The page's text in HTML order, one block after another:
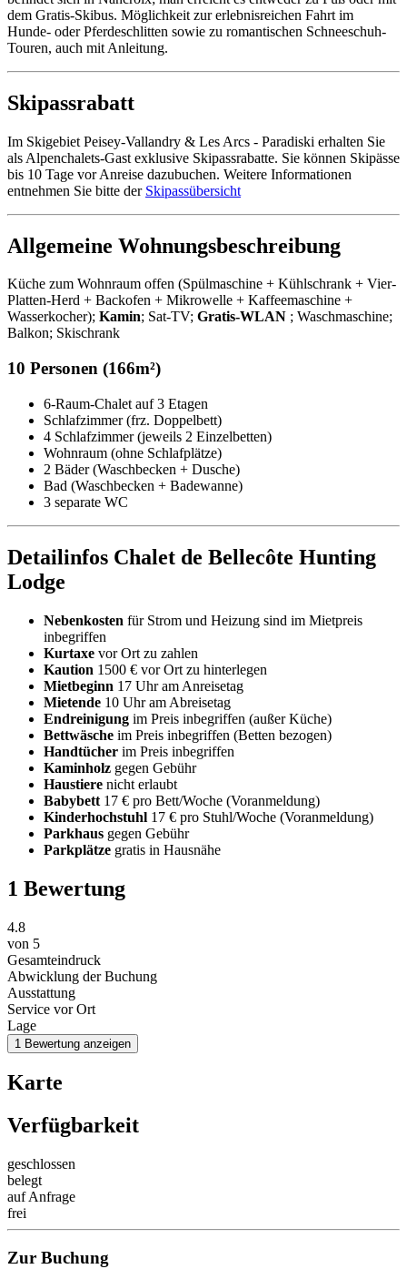
dem Gratis-Skibus. Möglichkeit zur erlebnisreichen Fahrt im
Hunde- oder Pferdeschlitten sowie zu romantischen Schneeschuh-
Touren, auch mit Anleitung.
Skipassrabatt
Im Skigebiet Peisey-Vallandry & Les Arcs - Paradiski erhalten Sie
als Alpenchalets-Gast exklusive Skipassrabatte. Sie können Skipässe
bis 10 Tage vor Anreise dazubuchen. Weitere Informationen
entnehmen Sie bitte der Skipassübersicht
Allgemeine Wohnungsbeschreibung
Küche zum Wohnraum offen (Spülmaschine + Kühlschrank + Vier-
Platten-Herd + Backofen + Mikrowelle + Kaffeemaschine +
Wasserkocher); Kamin; Sat-TV; Gratis-WLAN ; Waschmaschine;
Balkon; Skischrank
10 Personen (166m²)
6-Raum-Chalet auf 3 Etagen
Schlafzimmer (frz. Doppelbett)
4 Schlafzimmer (jeweils 2 Einzelbetten)
Wohnraum (ohne Schlafplätze)
2 Bäder (Waschbecken + Dusche)
Bad (Waschbecken + Badewanne)
3 separate WC
Detailinfos Chalet de Bellecôte Hunting
Lodge
Nebenkosten für Strom und Heizung sind im Mietpreis
inbegriffen
Kurtaxe vor Ort zu zahlen
Kaution 1500 € vor Ort zu hinterlegen
Mietbeginn 17 Uhr am Anreisetag
Mietende 10 Uhr am Abreisetag
Endreinigung im Preis inbegriffen (außer Küche)
Bettwäsche im Preis inbegriffen (Betten bezogen)
Handtücher im Preis inbegriffen
Kaminholz gegen Gebühr
Haustiere nicht erlaubt
Babybett 17 € pro Bett/Woche (Voranmeldung)
Kinderhochstuhl 17 € pro Stuhl/Woche (Voranmeldung)
Parkhaus gegen Gebühr
Parkplätze gratis in Hausnähe
1 Bewertung
4.8
von 5
Gesamteindruck
Abwicklung der Buchung
Ausstattung
Service vor Ort
Lage
1 Bewertung anzeigen
Karte
Verfügbarkeit
geschlossen
belegt
auf Anfrage
frei
Zur Buchung